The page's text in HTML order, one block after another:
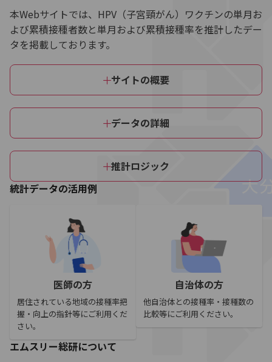
本Webサイトでは、HPV（子宮頸がん）ワクチンの単月お
よび累積接種者数と単月および累積接種率を推計したデー
タを掲載しております。
サイトの概要
データの詳細
推計ロジック
統計データの活用例
医師の方
居住されている地域の接種率把
握・向上の指針等にご利用くだ
さい。
自治体の方
他自治体との接種率・接種数の
比較等にご利用ください。
エムスリー総研について